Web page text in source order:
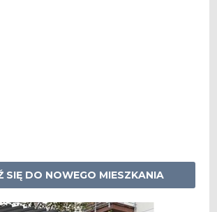
SIĘ DO NOWEGO MIESZKANIA